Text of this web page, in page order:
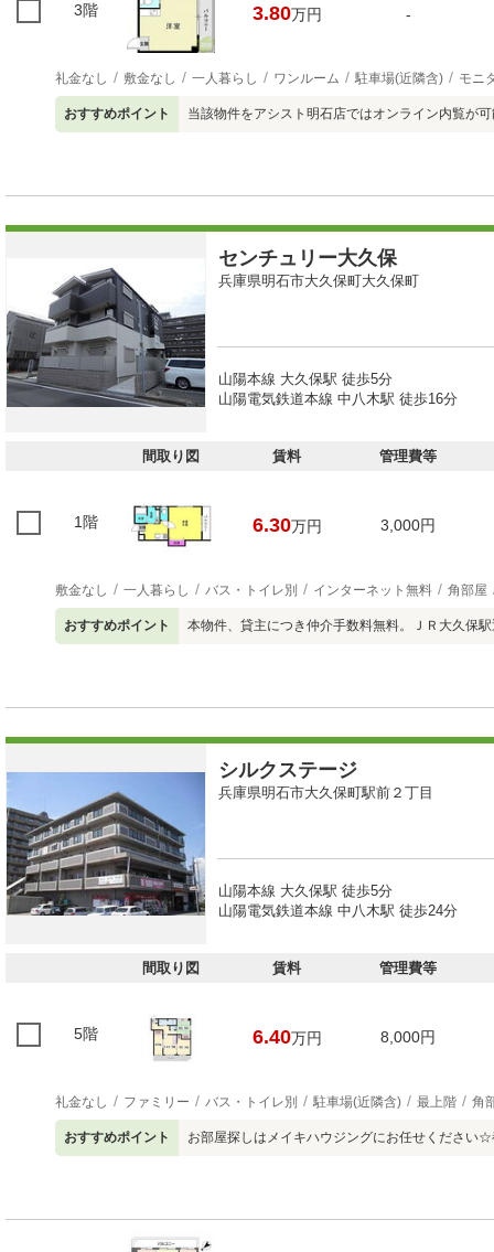
3階 3.80万円 -
礼金なし 敷金なし 一人暮らし ワンルーム 駐車場(近隣含) モニ
おすすめポイント 当該物件をアシスト明石店ではオンライン内覧が
センチュリー大久保
兵庫県明石市大久保町大久保町
山陽本線 大久保駅 徒歩5分
山陽電気鉄道本線 中八木駅 徒歩16分
間取り図 賃料 管理費等
1階 6.30万円 3,000円
敷金なし 一人暮らし バス・トイレ別 インターネット無料 角部屋
おすすめポイント 本物件、貸主につき仲介手数料無料。ＪＲ大久保
シルクステージ
兵庫県明石市大久保町駅前２丁目
山陽本線 大久保駅 徒歩5分
山陽電気鉄道本線 中八木駅 徒歩24分
間取り図 賃料 管理費等
5階 6.40万円 8,000円
礼金なし ファミリー バス・トイレ別 駐車場(近隣含) 最上階 角
おすすめポイント お部屋探しはメイキハウジングにお任せください